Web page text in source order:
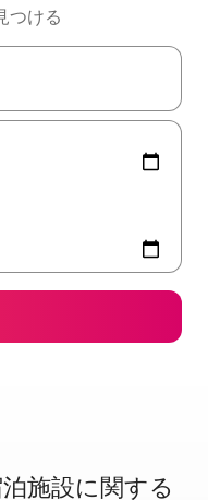
つける
キーを使って移動するか
施⁠設⁠に関⁠す⁠る